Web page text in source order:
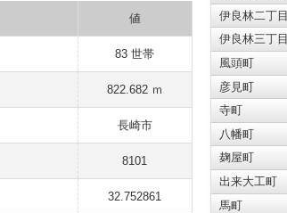
値
83 世帯
822.682 ｍ
長崎市
8101
32.752861
伊良林二丁目
伊良林三丁目
風頭町
彦見町
寺町
八幡町
麹屋町
出来大工町
馬町